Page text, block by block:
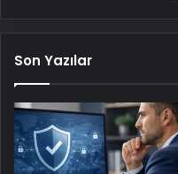
Son Yazılar